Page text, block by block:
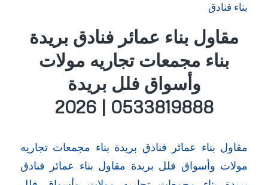
بناء فنادق
مقاول بناء عمائر فنادق بريدة
بناء مجمعات تجاريه مولات
وأسواق فلل بريدة
0533819888 | 2026
مقاول بناء عمائر فنادق بريدة بناء مجمعات تجاريه
مولات وأسواق فلل بريدة مقاول بناء عمائر فنادق